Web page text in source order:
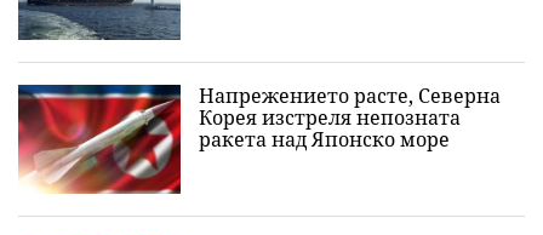
Напрежението расте, Северна
Корея изстреля непозната
ракета над Японско море